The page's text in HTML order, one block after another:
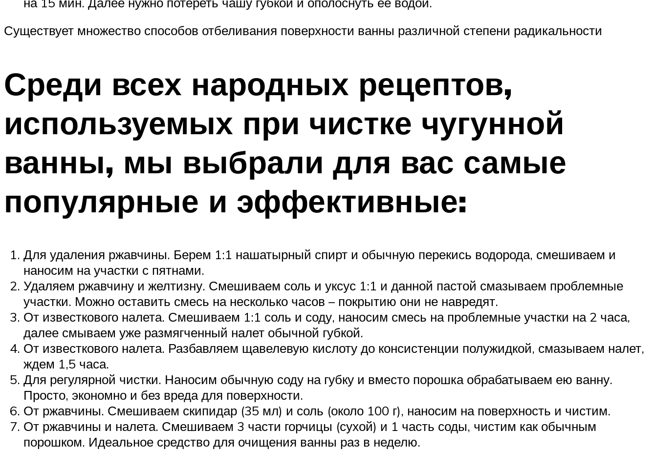
Существует множество способов отбеливания поверхности ванны различной степени радикальности
Среди всех народных рецептов,
используемых при чистке чугунной
ванны, мы выбрали для вас самые
популярные и эффективные:
Для удаления ржавчины. Берем 1:1 нашатырный спирт и обычную перекись водорода, смешиваем и
наносим на участки с пятнами.
Удаляем ржавчину и желтизну. Смешиваем соль и уксус 1:1 и данной пастой смазываем проблемные
участки. Можно оставить смесь на несколько часов – покрытию они не навредят.
От известкового налета. Смешиваем 1:1 соль и соду, наносим смесь на проблемные участки на 2 часа,
далее смываем уже размягченный налет обычной губкой.
От известкового налета. Разбавляем щавелевую кислоту до консистенции полужидкой, смазываем налет,
ждем 1,5 часа.
Для регулярной чистки. Наносим обычную соду на губку и вместо порошка обрабатываем ею ванну.
Просто, экономно и без вреда для поверхности.
От ржавчины. Смешиваем скипидар (35 мл) и соль (около 100 г), наносим на поверхность и чистим.
От ржавчины и налета. Смешиваем 3 части горчицы (сухой) и 1 часть соды, чистим как обычным
порошком. Идеальное средство для очищения ванны раз в неделю.